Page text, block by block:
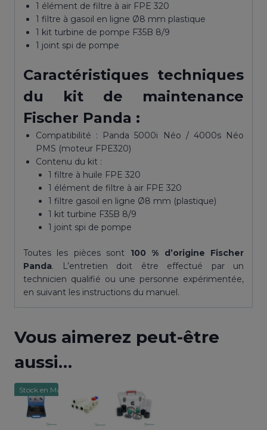
1 élément de filtre à air FPE 320
1 filtre à gasoil en ligne Ø8 mm plastique
1 kit turbine de pompe F35B 8/9
1 joint spi de pompe
Caractéristiques techniques
du kit de maintenance
Fischer Panda :
Compatibilité : Panda 5000i Néo / 4000s Néo
PMS (moteur FPE320)
Contenu du kit :
1 filtre à huile FPE 320
1 élément de filtre à air FPE 320
1 filtre gasoil en ligne Ø8 mm (plastique)
1 kit turbine F35B 8/9
1 joint spi de pompe
Toutes les pièces sont 100 % d’origine Fischer
Panda. L’entretien doit être effectué par un
technicien qualifié ou une personne expérimentée,
en suivant les instructions du manuel.
Vous aimerez peut-être
aussi…
Stock en Martinique